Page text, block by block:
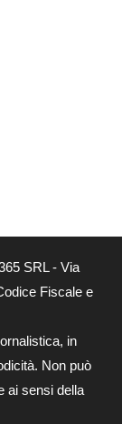
SRL - Via
Fiscale e
in
Non può
ai sensi della